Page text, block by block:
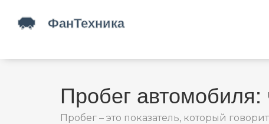
Пробег автомобиля:
Пробег – это показатель, который